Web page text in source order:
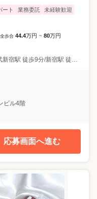
ート 業務委託
未経験歓迎
歩合 44.4万円 ~ 80万円
新宿西口駅 徒歩4分/西新宿駅 徒歩8分/西武新宿駅 徒歩9分/新宿駅 徒歩11分
ビル4階
応募画面へ進む